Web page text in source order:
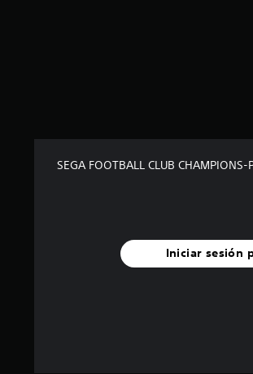
SEGA FOOTBALL CLUB
Iniciar sesión